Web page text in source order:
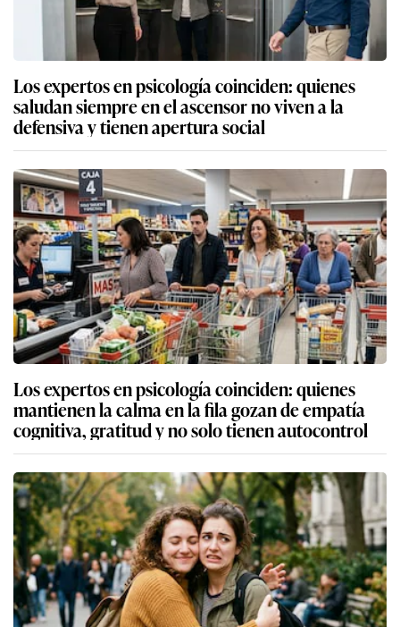
Los expertos en psicología coinciden: quienes
mantienen la calma en la fila gozan de empatía
cognitiva, gratitud y no solo tienen autocontrol
Los expertos en psicología coinciden: quienes no
disfrutan de los abrazos tienen una mayor
sensibilidad a los estímulos físicos y no es por
desinterés